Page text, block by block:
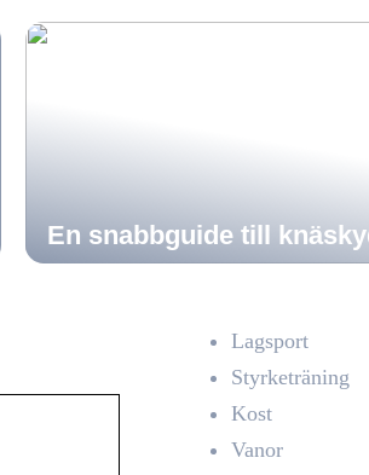
En snabbguide till
Lagsport
Styrketräning
Kost
Vanor